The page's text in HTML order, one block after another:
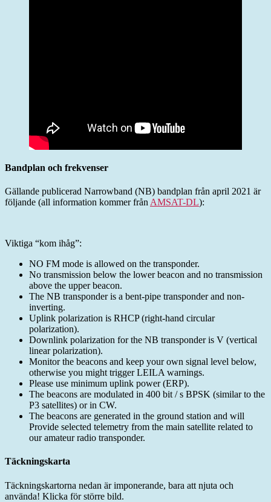
Bandplan och frekvenser
Gällande publicerad Narrowband (NB) bandplan från april 2021 är
följande (all information kommer från AMSAT-DL):
Viktiga “kom ihåg”:
NO FM mode is allowed on the transponder.
No transmission below the lower beacon and no transmission
above the upper beacon.
The NB transponder is a bent-pipe transponder and non-
inverting.
Uplink polarization is RHCP (right-hand circular
polarization).
Downlink polarization for the NB transponder is V (vertical
linear polarization).
Monitor the beacons and keep your own signal level below,
otherwise you might trigger LEILA warnings.
Please use minimum uplink power (ERP).
The beacons are modulated in 400 bit / s BPSK (similar to the
P3 satellites) or in CW.
The beacons are generated in the ground station and will
Provide selected telemetry from the main satellite related to
our amateur radio transponder.
Täckningskarta
Täckningskartorna nedan är imponerande, bara att njuta och
använda! Klicka för större bild.